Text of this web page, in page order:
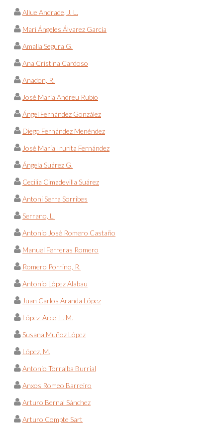
Allue Andrade, J. L.
Mari Ángeles Álvarez García
Amalia Segura G.
Ana Cristina Cardoso
Anadon, R.
José María Andreu Rubio
Ángel Fernández González
Diego Fernández Menéndez
José María Irurita Fernández
Ángela Suárez G.
Cecilia Cimadevilla Suárez
Antoni Serra Sorribes
Serrano, L.
Antonio José Romero Castaño
Manuel Ferreras Romero
Romero Porrino, R.
Antonio López Alabau
Juan Carlos Aranda López
López-Arce, L. M.
Susana Muñoz López
López, M.
Antonio Torralba Burrial
Anxos Romeo Barreiro
Arturo Bernal Sánchez
Arturo Compte Sart